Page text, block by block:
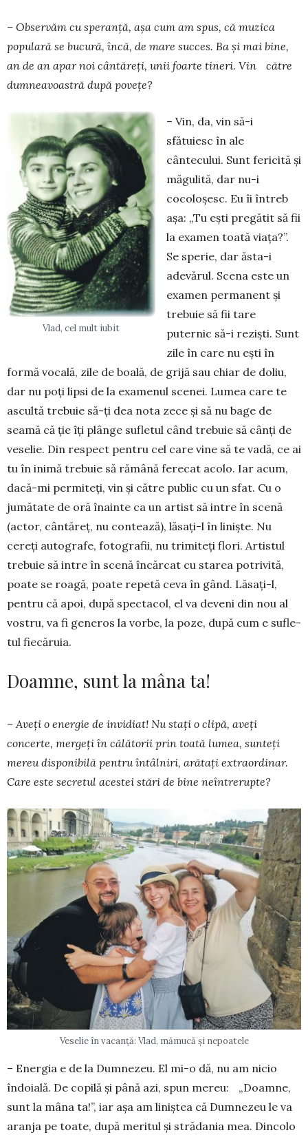
– Observăm cu speranţă, așa cum am spus, că muzica
populară se bu­cură, încă, de mare succes. Ba și mai bine,
an de an apar noi cântăreţi, unii foarte tineri. Vin către
dumnea­voastră după poveţe?
Vlad, cel mult iubit
– Vin, da, vin să-i
sfătuiesc în ale
cântecului. Sunt fericită şi
măgulită, dar nu-i
cocoloşesc. Eu îi întreb
aşa: „Tu eşti pregătit să fii
la examen toată viaţa?”.
Se sperie, dar ăsta-i
adevărul. Scena este un
examen permanent şi
trebuie să fii tare
puternic să-i rezişti. Sunt
zile în care nu eşti în
formă vo­cală, zile de boală, de grijă sau chiar de doliu,
dar nu poţi lipsi de la exa­me­nul scenei. Lumea care te
ascultă tre­buie să-ţi dea nota zece şi să nu bage de
seamă că ţie îţi plânge sufletul când tre­buie să cânţi de
veselie. Din res­pect pentru cel ca­re vine să te vadă, ce ai
tu în inimă trebuie să ră­mână ferecat acolo. Iar acum,
dacă-mi permiteţi, vin şi către public cu un sfat. Cu o
jumătate de oră înainte ca un artist să intre în scenă
(actor, cântăreţ, nu con­tea­ză), lăsaţi-l în li­niş­te. Nu
cereţi autografe, fo­to­grafii, nu trimi­teţi flori. Artistul
trebuie să intre în scenă încărcat cu starea po­trivită,
poate se roagă, poate repetă ceva în gând. Lăsaţi-l,
pentru că apoi, după spectacol, el va de­ve­ni din nou al
vos­tru, va fi gene­ros la vor­be, la poze, după cum e sufle­
tul fiecăruia.
Doamne, sunt la mâna ta!
– Aveţi o energie de in­­vidiat! Nu staţi o clipă, aveţi
concerte, mergeţi în călătorii prin toată lu­mea, sunteţi
mereu dispo­nibilă pentru întâlniri, ară­taţi extraordinar.
Ca­re este secretul acestei stări de bi­ne neîntrerup­te?
Veselie în vacanță: Vlad, mămucă și nepoatele
– Energia e de la Dum­nezeu. El mi-o dă, nu am nicio
îndoială. De copilă şi până azi, spun mereu: „Doamne,
sunt la mâna ta!”, iar aşa am liniştea că Dumnezeu le va
aranja pe toate, după meritul şi stră­dania mea. Dincolo